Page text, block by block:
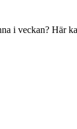
i veckan? Här